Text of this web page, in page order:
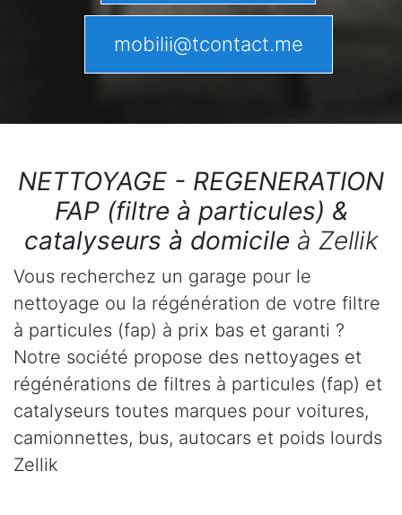
mobilii@tcontact.me
NETTOYAGE - REGENERATION
FAP (filtre à particules) &
catalyseurs à domicile à Zellik
Vous recherchez un garage pour le
nettoyage ou la régénération de votre filtre
à particules (fap) à prix bas et garanti ?
Notre société propose des nettoyages et
régénérations de filtres à particules (fap) et
catalyseurs toutes marques pour voitures,
camionnettes, bus, autocars et poids lourds
Zellik